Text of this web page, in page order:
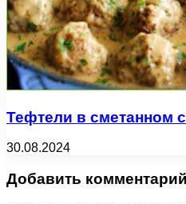
Тефтели в сметанном
30.08.2024
Добавить комментарий